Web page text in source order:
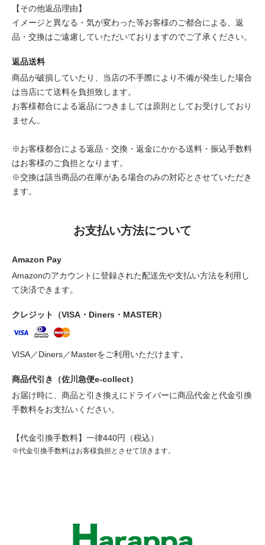
【その他返品理由】
イメージと異なる・気が変わった等お客様のご都合による、返
品・交換はご遠慮していただいておりますのでご了承ください。
返品送料
商品が破損していたり、当店の不手際により不備が発生した場合
は当店にて送料を負担致します。
お客様都合による返品につきましては原則としてお受けしており
ません。
※お客様都合による返品・交換・返金にかかる送料・振込手数料
はお客様のご負担となります。
※交換は該当商品の在庫がある場合のみの対応とさせていただき
ます。
お支払い方法について
Amazon Pay
Amazonのアカウントに登録された配送先や支払い方法を利用し
て決済できます。
クレジット（VISA・Diners・MASTER）
VISA／Diners／Masterをご利用いただけます。
商品代引き（佐川急便e-collect）
お届け時に、商品と引き換えにドライバーに商品代金と代金引換
手数料をお支払いください。
【代金引換手数料】一律440円（税込）
※代金引換手数料はお客様負担とさせて頂きます。